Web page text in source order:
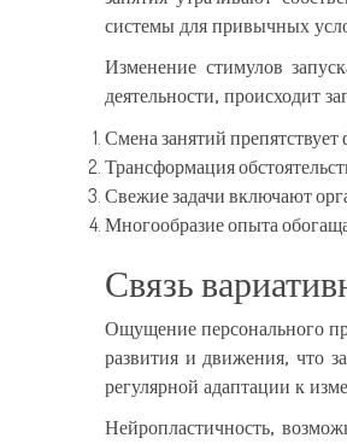
системы для привычных
Изменение стимулов
деятельности, происходит
Смена занятий
Трансформация
Свежие задачи включают
Многообразие опыта
Связь
Ощущение персонального
развития и движения, что
регулярной адаптации к
Нейропластичность,